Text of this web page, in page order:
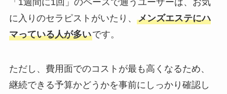
「1週間に1回」のペースで通うユーザーは、お気
に入りのセラピストがいたり、 メンズエステにハ
マっている人が多いです。
ただし、費用面でのコストが最も高くなるため、
継続できる予算かどうかを事前にしっかり確認し